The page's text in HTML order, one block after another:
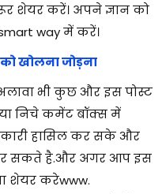
शेयर करें। अपने ज्ञान को
way में करें।
खोलना जोड़ना
भी कुछ और इस पोस्ट
निचे कमेंट बॉक्स में
हासिल कर सके और
सकते है.और अगर आप इस
शेयर करेwww.